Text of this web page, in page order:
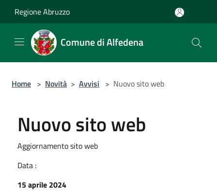
Regione Abruzzo
Comune di Alfedena
Home > Novità > Avvisi > Nuovo sito web
Nuovo sito web
Aggiornamento sito web
Data :
15 aprile 2024